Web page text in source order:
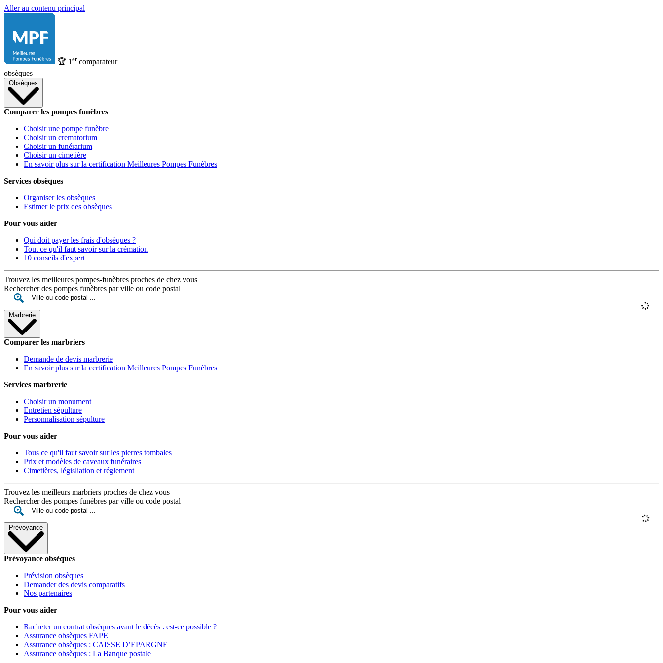
Aller au contenu principal
🏆 1 ercomparateur
obsèques
Obsèques
Comparer les pompes funèbres
Choisir une pompe funèbre
Choisir un crematorium
Choisir un funérarium
Choisir un cimetière
En savoir plus sur la certification Meilleures Pompes Funèbres
Services obsèques
Organiser les obsèques
Estimer le prix des obsèques
Pour vous aider
Qui doit payer les frais d'obsèques ?
Tout ce qu'il faut savoir sur la crémation
10 conseils d'expert
Trouvez les meilleures pompes-funèbres proches de chez vous
Rechercher des pompes funèbres par ville ou code postal
Marbrerie
Comparer les marbriers
Demande de devis marbrerie
En savoir plus sur la certification Meilleures Pompes Funèbres
Services marbrerie
Choisir un monument
Entretien sépulture
Personnalisation sépulture
Pour vous aider
Tous ce qu'il faut savoir sur les pierres tombales
Prix et modèles de caveaux funéraires
Cimetières, législiation et réglement
Trouvez les meilleurs marbriers proches de chez vous
Rechercher des pompes funèbres par ville ou code postal
Prévoyance
Prévoyance obsèques
Prévision obsèques
Demander des devis comparatifs
Nos partenaires
Pour vous aider
Racheter un contrat obsèques avant le décès : est-ce possible ?
Assurance obsèques FAPE
Assurance obsèques : CAISSE D’EPARGNE
Assurance obsèques : La Banque postale